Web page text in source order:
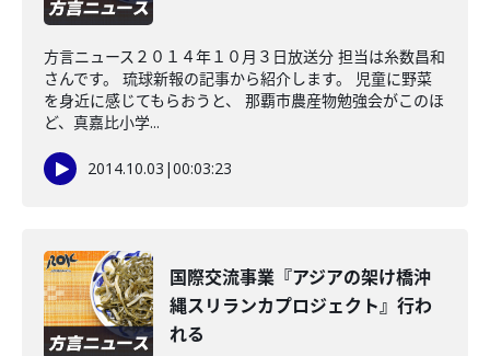
方言ニュース２０１４年１０月３日放送分 担当は糸数昌和
さんです。 琉球新報の記事から紹介します。 児童に野菜
を身近に感じてもらおうと、 那覇市農産物勉強会がこのほ
ど、真嘉比小学...
2014.10.03 |00:03:23
国際交流事業『アジアの架け橋沖
縄スリランカプロジェクト』行わ
れる